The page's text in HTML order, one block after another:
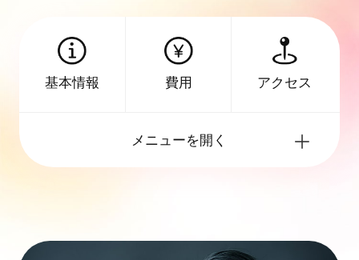
基本情報 費用 アクセス
メニューを開く